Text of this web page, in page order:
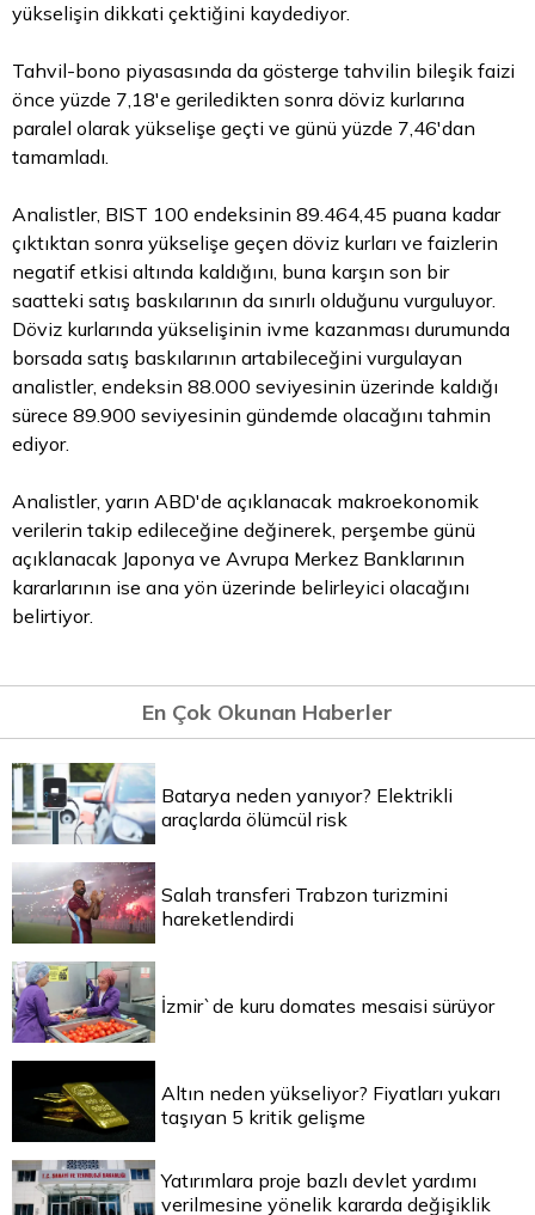
yükselişin dikkati çektiğini kaydediyor.
Tahvil-bono piyasasında da gösterge tahvilin bileşik faizi
önce yüzde 7,18'e geriledikten sonra döviz kurlarına
paralel olarak yükselişe geçti ve günü yüzde 7,46'dan
tamamladı.
Analistler, BIST 100 endeksinin 89.464,45 puana kadar
çıktıktan sonra yükselişe geçen döviz kurları ve faizlerin
negatif etkisi altında kaldığını, buna karşın son bir
saatteki satış baskılarının da sınırlı olduğunu vurguluyor.
Döviz kurlarında yükselişinin ivme kazanması durumunda
borsada satış baskılarının artabileceğini vurgulayan
analistler, endeksin 88.000 seviyesinin üzerinde kaldığı
sürece 89.900 seviyesinin gündemde olacağını tahmin
ediyor.
Analistler, yarın ABD'de açıklanacak makroekonomik
verilerin takip edileceğine değinerek, perşembe günü
açıklanacak Japonya ve Avrupa Merkez Banklarının
kararlarının ise ana yön üzerinde belirleyici olacağını
belirtiyor.
En Çok Okunan Haberler
Batarya neden yanıyor? Elektrikli
araçlarda ölümcül risk
Salah transferi Trabzon turizmini
hareketlendirdi
İzmir`de kuru domates mesaisi sürüyor
Altın neden yükseliyor? Fiyatları yukarı
taşıyan 5 kritik gelişme
Yatırımlara proje bazlı devlet yardımı
verilmesine yönelik kararda değişiklik